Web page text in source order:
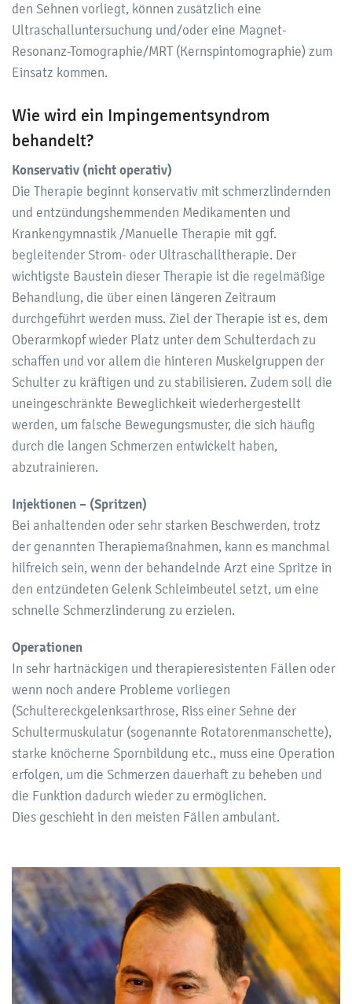
den Sehnen vorliegt, können zusätzlich eine
Ultraschalluntersuchung und/oder eine Magnet-
Resonanz-Tomographie/MRT (Kernspintomographie) zum
Einsatz kommen.
Wie wird ein Impingementsyndrom
behandelt?
Konservativ (nicht operativ)
Die Therapie beginnt konservativ mit schmerzlindernden
und entzündungshemmenden Medikamenten und
Krankengymnastik /Manuelle Therapie mit ggf.
begleitender Strom- oder Ultraschalltherapie. Der
wichtigste Baustein dieser Therapie ist die regelmäßige
Behandlung, die über einen längeren Zeitraum
durchgeführt werden muss. Ziel der Therapie ist es, dem
Oberarmkopf wieder Platz unter dem Schulterdach zu
schaffen und vor allem die hinteren Muskelgruppen der
Schulter zu kräftigen und zu stabilisieren. Zudem soll die
uneingeschränkte Beweglichkeit wiederhergestellt
werden, um falsche Bewegungsmuster, die sich häufig
durch die langen Schmerzen entwickelt haben,
abzutrainieren.
Injektionen – (Spritzen)
Bei anhaltenden oder sehr starken Beschwerden, trotz
der genannten Therapiemaßnahmen, kann es manchmal
hilfreich sein, wenn der behandelnde Arzt eine Spritze in
den entzündeten Gelenk Schleimbeutel setzt, um eine
schnelle Schmerzlinderung zu erzielen.
Operationen
In sehr hartnäckigen und therapieresistenten Fällen oder
wenn noch andere Probleme vorliegen
(Schultereckgelenksarthrose, Riss einer Sehne der
Schultermuskulatur (sogenannte Rotatorenmanschette),
starke knöcherne Spornbildung etc., muss eine Operation
erfolgen, um die Schmerzen dauerhaft zu beheben und
die Funktion dadurch wieder zu ermöglichen.
Dies geschieht in den meisten Fällen ambulant.